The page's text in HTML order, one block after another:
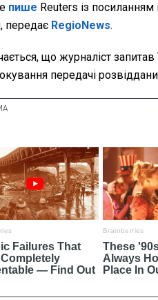
пише Reuters із
передає RegioNews.
що журналіст
передачі